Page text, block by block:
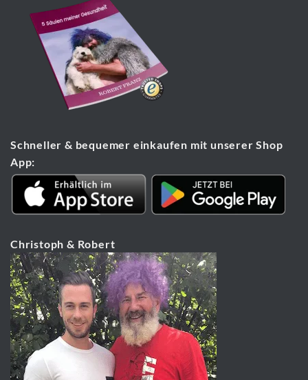
Schneller & bequemer einkaufen mit unserer Shop
App:
Christoph & Robert